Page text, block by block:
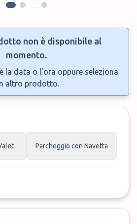
…
non è disponibile al
momento.
la data o l'ora oppure seleziona
altro prodotto.
Parcheggio con Navetta